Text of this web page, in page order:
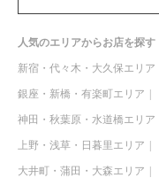
人気のエリアからお店を探す
新宿・代々木・大久保エリア
銀座・新橋・有楽町エリア
神田・秋葉原・水道橋エリア
上野・浅草・日暮里エリア
大井町・蒲田・大森エリア